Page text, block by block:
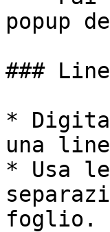
popup
###
*
una
* Usa
foglio.